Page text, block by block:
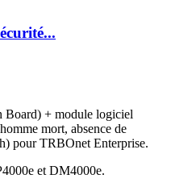
+ module logiciel
mort, absence de
pour TRBOnet Enterprise.
et DM4000e.